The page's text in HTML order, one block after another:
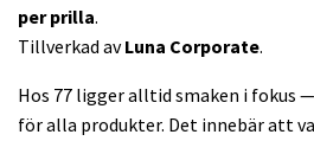
per prilla.
Tillverkad avLuna Corporate.
Hos 77 ligger alltid smaken i fokus —
för alla produkter. Det innebär att